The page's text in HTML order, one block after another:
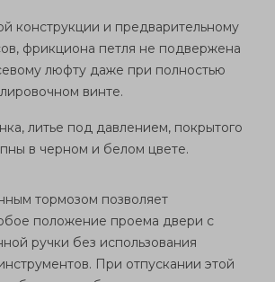
конструкции и предварительному
фрикциона петля не подвержена
люфту даже при полностью
винте.
литье под давлением, покрытого
в черном и белом цвете.
тормозом позволяет
положение проема двери с
ручки без использования
При отпускании этой